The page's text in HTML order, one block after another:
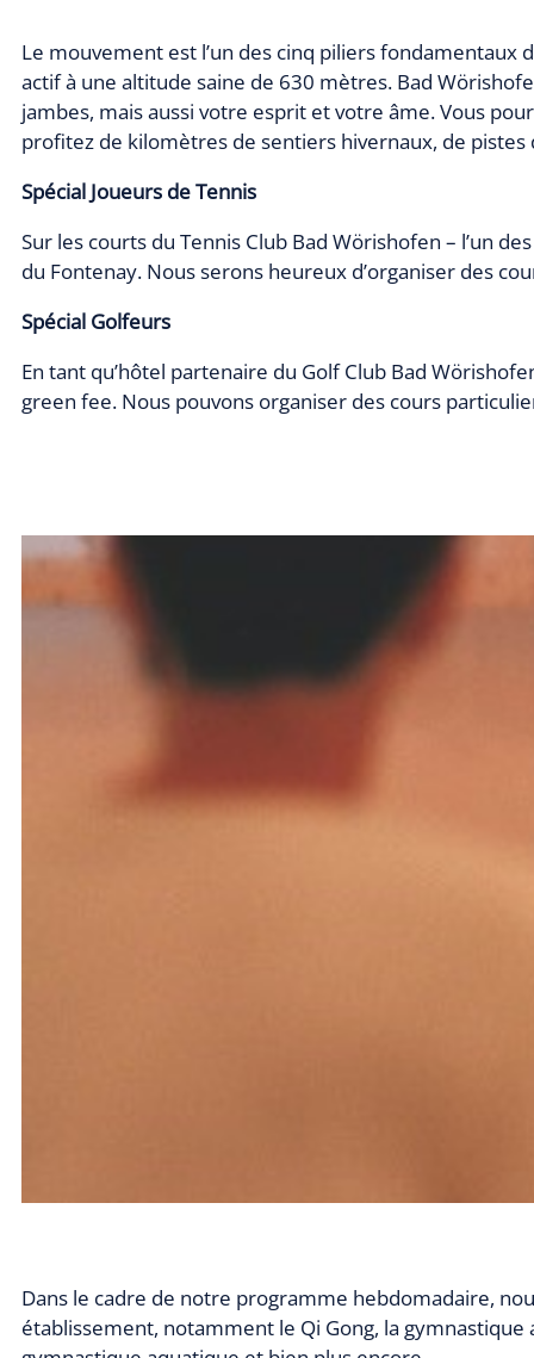
Le mouvement est l’un des cinq piliers fondamentaux
actif à une altitude saine de 630 mètres. Bad
jambes, mais aussi votre esprit et votre âme. Vous
profitez de kilomètres de sentiers hivernaux, de
Spécial Joueurs de Tennis
Sur les courts du Tennis Club Bad Wörishofen – l’un
du Fontenay. Nous serons heureux d’organiser des
Spécial Golfeurs
En tant qu’hôtel partenaire du Golf Club Bad
green fee. Nous pouvons organiser des cours
Dans le cadre de notre programme hebdomadaire,
établissement, notamment le Qi Gong, la